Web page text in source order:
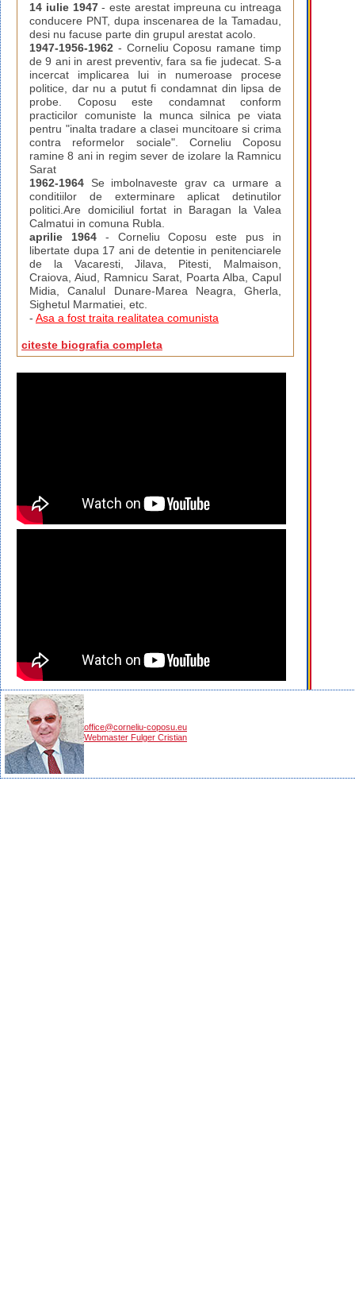
14 iulie 1947- este arestat impreuna cu intreaga
conducere PNT, dupa inscenarea de la Tamadau,
desi nu facuse parte din grupul arestat acolo.
1947-1956-1962 - Corneliu Coposu ramane timp
de 9 ani in arest preventiv, fara sa fie judecat. S-a
incercat implicarea lui in numeroase procese
politice, dar nu a putut fi condamnat din lipsa de
probe. Coposu este condamnat conform
practicilor comuniste la munca silnica pe viata
pentru "inalta tradare a clasei muncitoare si crima
contra reformelor sociale". Corneliu Coposu
ramine 8 ani in regim sever de izolare la Ramnicu
Sarat
1962-1964 Se imbolnaveste grav ca urmare a
conditiilor de exterminare aplicat detinutilor
politici.Are domiciliul fortat in Baragan la Valea
Calmatui in comuna Rubla.
aprilie 1964- Corneliu Coposu este pus in
libertate dupa 17 ani de detentie in penitenciarele
de la Vacaresti, Jilava, Pitesti, Malmaison,
Craiova, Aiud, Ramnicu Sarat, Poarta Alba, Capul
Midia, Canalul Dunare-Marea Neagra, Gherla,
Sighetul Marmatiei, etc.
- Asa a fost traita realitatea comunista
citeste biografia completa
office@corneliu-coposu.eu
Webmaster Fulger Cristian